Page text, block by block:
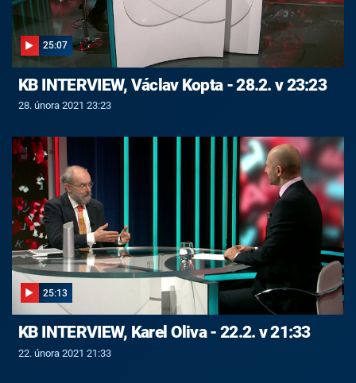
25:07
KB INTERVIEW, Václav Kopta - 28.2. v 23:23
28. února 2021 23:23
25:13
KB INTERVIEW, Karel Oliva - 22.2. v 21:33
22. února 2021 21:33